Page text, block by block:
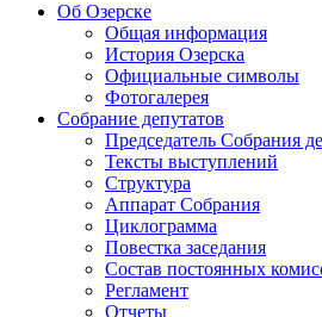
Об Озерске
Общая информация
История Озерска
Официальные символы
Фотогалерея
Собрание депутатов
Председатель Собрания
Тексты выступлений
Структура
Аппарат Собрания
Циклограмма
Повестка заседания
Состав постоянных
Регламент
Отчеты